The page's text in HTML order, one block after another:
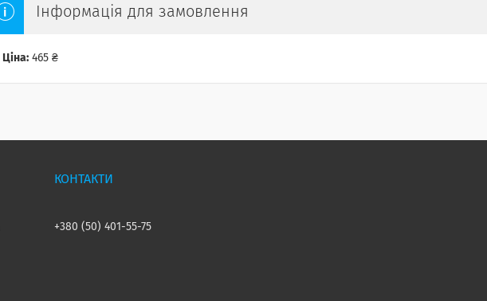
Інформація для замовлення
Ціна: 465 ₴
+380 (50) 401-55-75